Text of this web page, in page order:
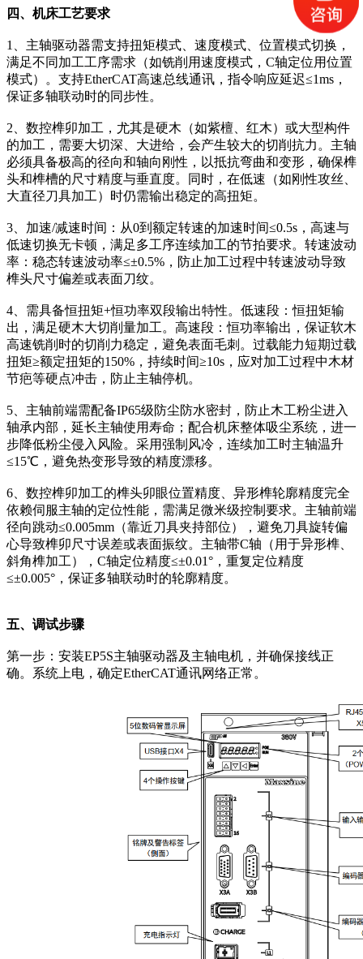
四、机床工艺要求
1、主轴驱动器需支持扭矩模式、速度模式、位置模式切换，
满足不同加工工序需求（如铣削用速度模式，C轴定位用位置
模式）。支持EtherCAT高速总线通讯，指令响应延迟≤1ms，
保证多轴联动时的同步性。
2、数控榫卯加工，尤其是硬木（如紫檀、红木）或大型构件
的加工，需要大切深、大进给，会产生较大的切削抗力。主轴
必须具备极高的径向和轴向刚性，以抵抗弯曲和变形，确保榫
头和榫槽的尺寸精度与垂直度。同时，在低速（如刚性攻丝、
大直径刀具加工）时仍需输出稳定的高扭矩。
3、加速/减速时间：从0到额定转速的加速时间≤0.5s，高速与
低速切换无卡顿，满足多工序连续加工的节拍要求。转速波动
率：稳态转速波动率≤±0.5%，防止加工过程中转速波动导致
榫头尺寸偏差或表面刀纹。
4、需具备恒扭矩+恒功率双段输出特性。低速段：恒扭矩输
出，满足硬木大切削量加工。高速段：恒功率输出，保证软木
高速铣削时的切削力稳定，避免表面毛刺。过载能力短期过载
扭矩≥额定扭矩的150%，持续时间≥10s，应对加工过程中木材
节疤等硬点冲击，防止主轴停机。
5、主轴前端需配备IP65级防尘防水密封，防止木工粉尘进入
轴承内部，延长主轴使用寿命；配合机床整体吸尘系统，进一
步降低粉尘侵入风险。采用强制风冷，连续加工时主轴温升
≤15℃，避免热变形导致的精度漂移。
6、数控榫卯加工的榫头卯眼位置精度、异形榫轮廓精度完全
依赖伺服主轴的定位性能，需满足微米级控制要求。主轴前端
径向跳动≤0.005mm（靠近刀具夹持部位），避免刀具旋转偏
心导致榫卯尺寸误差或表面振纹。主轴带C轴（用于异形榫、
斜角榫加工），C轴定位精度≤±0.01°，重复定位精度
≤±0.005°，保证多轴联动时的轮廓精度。
五、调试步骤
第一步：安装EP5S主轴驱动器及主轴电机，并确保接线正
确。系统上电，确定EtherCAT通讯网络正常。